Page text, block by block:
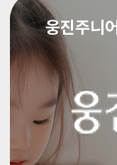
웅진주니어